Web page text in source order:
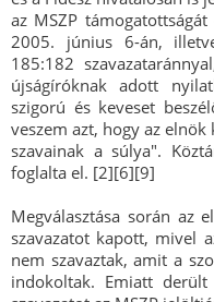
az MSZP
2005. június 6-án,
185:182
újságíróknak adott
szigorú és keveset
veszem azt, hogy az
szavainak a súlya".
foglalta el. [2][6][9]
Megválasztása során az
szavazatot kapott, mivel
nem szavaztak, amit a
indokoltak. Emiatt